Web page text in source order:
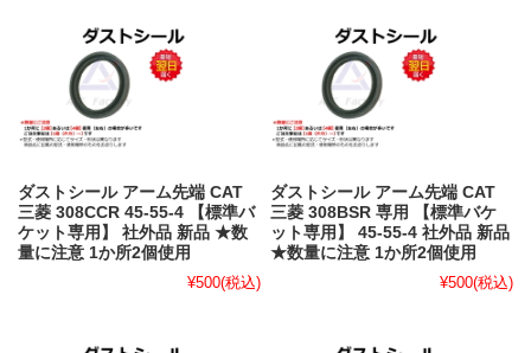
ダストシール アーム先端 CAT
三菱 308CCR 45-55-4 【標準バ
ケット専用】 社外品 新品 ★数
量に注意 1か所2個使用
¥500(税込)
ダストシール アーム先端 CAT
三菱 308BSR 専用 【標準バケ
ット専用】 45-55-4 社外品 新品
★数量に注意 1か所2個使用
¥500(税込)